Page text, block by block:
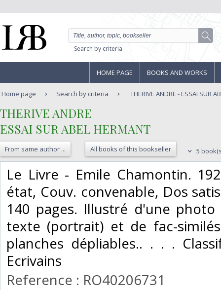
Search by criteria
HOME PAGE BOOKS AND WORKS
Home page Search by criteria THERIVE ANDRE - ESSAI SUR
‎THERIVE ANDRE‎
‎ESSAI SUR ABEL HERMANT‎
From same author ... All books of this bookseller 5
‎Le Livre - Emile Chamontin.
état, Couv. convenable, Dos
140 pages. Illustré d'une
texte (portrait) et de fac-
planches dépliables.. . . .
Ecrivains‎
Reference : RO40206731